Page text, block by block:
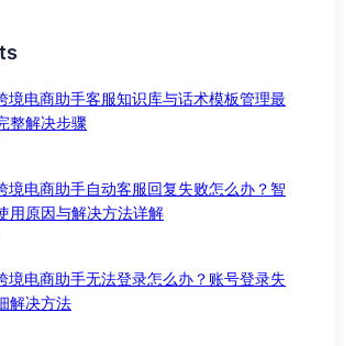
境电商助手客服知识库与话术模板管理最
整解决步骤
境电商助手自动客服回复失败怎么办？智
用原因与解决方法详解
境电商助手无法登录怎么办？账号登录失
解决方法